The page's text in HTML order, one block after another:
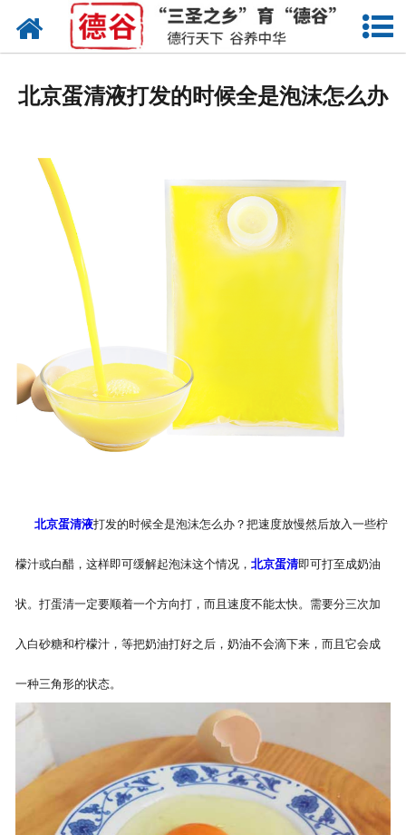
网站首页
产品中心
新闻中心
联系我们
北京蛋清液打发的时候全是泡沫怎么办
北京蛋清液打发的时候全是泡沫怎么办？把速度放慢然后放入一些柠
檬汁或白醋，这样即可缓解起泡沫这个情况， 北京蛋清即可打至成奶油
状。打蛋清一定要顺着一个方向打，而且速度不能太快。需要分三次加
入白砂糖和柠檬汁，等把奶油打好之后，奶油不会滴下来，而且它会成
一种三角形的状态。